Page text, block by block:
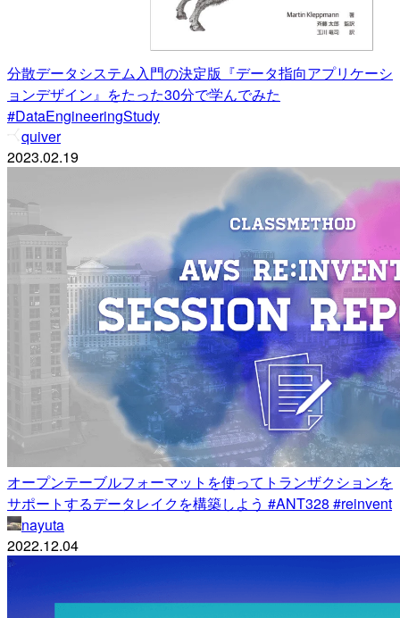
分散データシステム入門の決定版『データ指向アプリケーシ
ョンデザイン』をたった30分で学んでみた
#DataEngineeringStudy
quiver
2023.02.19
オープンテーブルフォーマットを使ってトランザクションを
サポートするデータレイクを構築しよう #ANT328 #reinvent
nayuta
2022.12.04